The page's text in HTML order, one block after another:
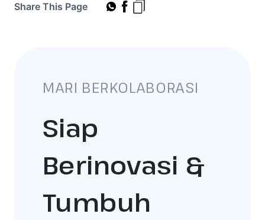
Share This Page
MARI BERKOLABORASI
Siap
Berinovasi &
Tumbuh